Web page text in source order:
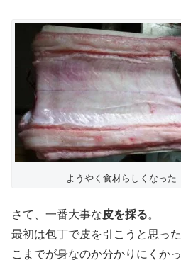
ようやく食材らしくなった
さて、一番大事な皮を採る。
最初は包丁で皮を引こうと思っ
こまでが身なのか分かりにくか